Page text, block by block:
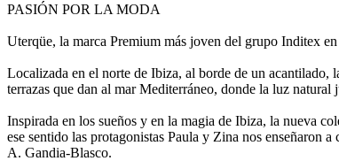
PASIÓN POR LA MODA
Uterqüe, la marca Premium más joven del grupo Inditex
Localizada en el norte de Ibiza, al borde de un acantilado,
terrazas que dan al mar Mediterráneo, donde la luz
Inspirada en los sueños y en la magia de Ibiza, la nueva
ese sentido las protagonistas Paula y Zina nos enseñaron
A. Gandia-Blasco.